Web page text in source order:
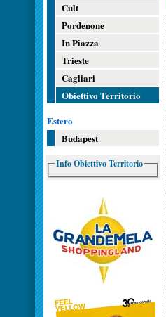
Cult
Pordenone
In Piazza
Trieste
Cagliari
Obiettivo Territorio
Estero
Budapest
Info Obiettivo Territorio